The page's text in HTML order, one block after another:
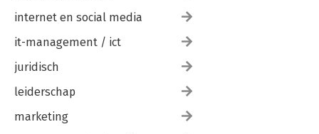
internet en social media
it-management / ict
juridisch
leiderschap
marketing